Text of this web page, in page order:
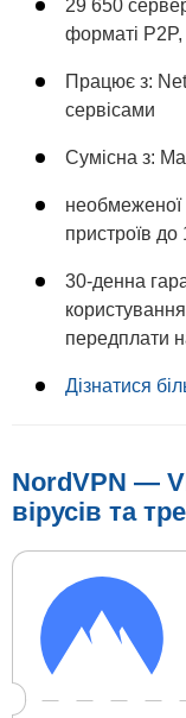
29 650
форматі P2P,
Працює з:
сервісами
Сумісна з:
необмеженої
пристроїв до
30-денна
передплати
Дізнатися
NordVPN —
вірусів та